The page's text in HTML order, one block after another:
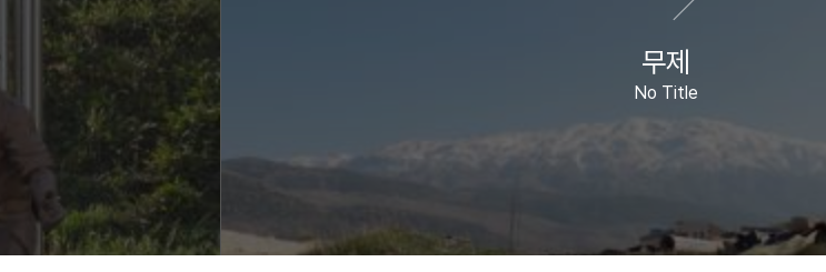
무제
No Title